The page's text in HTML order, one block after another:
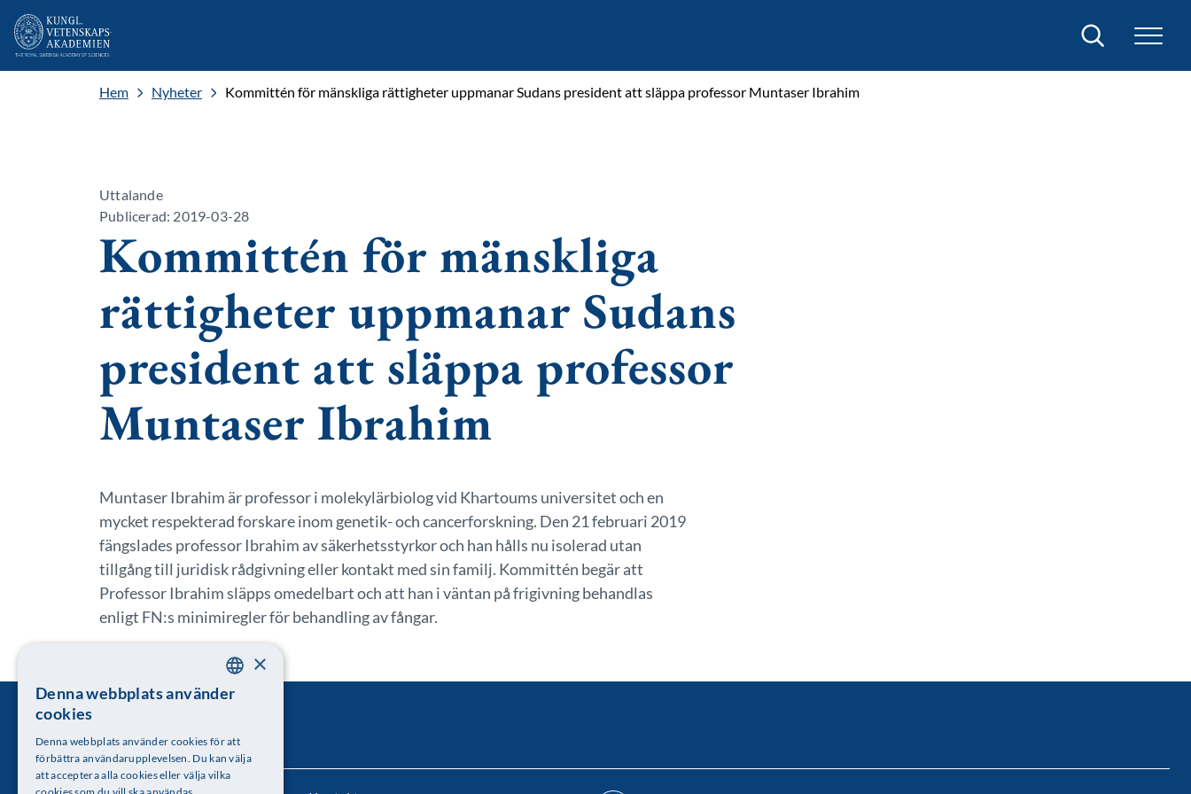
Sök
Hem Nyheter Kommittén för mänskliga rättigheter uppmanar Sudans president att släppa professor Muntaser Ibrahim
Uttalande
Publicerad: 2019-03-28
Kommittén för mänskliga
rättigheter uppmanar Sudans
president att släppa professor
Muntaser Ibrahim
Muntaser Ibrahim är professor i molekylärbiolog vid Khartoums universitet och en
mycket respekterad forskare inom genetik- och cancerforskning. Den 21 februari 2019
fängslades professor Ibrahim av säkerhetsstyrkor och han hålls nu isolerad utan
tillgång till juridisk rådgivning eller kontakt med sin familj. Kommittén begär att
Professor Ibrahim släpps omedelbart och att han i väntan på frigivning behandlas
enligt FN:s minimiregler för behandling av fångar.
SWEDISH
×
Denna webbplats använder
cookies
Denna webbplats använder cookies för att
förbättra användarupplevelsen. Du kan välja
att acceptera alla cookies eller välja vilka